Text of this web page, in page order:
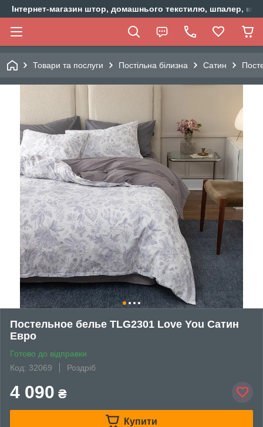
Інтернет-магазин штор, домашнього текстилю, шпалер,
Товари та послуги Постільна білизна Сатин
Постельное белье TLG2301 Love You Сатин
Евро
Готово до відправки
Код: 32069
Роздріб
4 090 ₴
Купити